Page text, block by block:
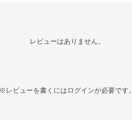
レビューはありません。
※レビューを書くにはログインが必要です。